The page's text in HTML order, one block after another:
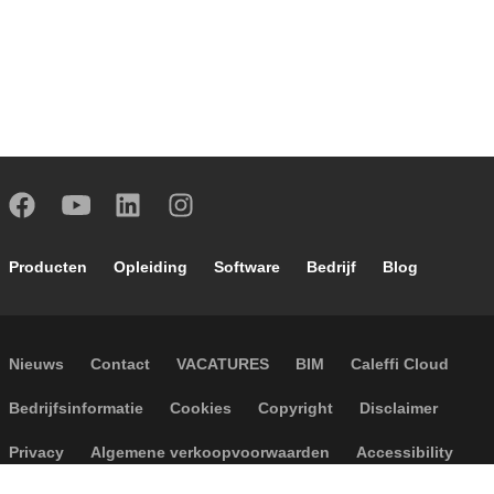
Footer main navigation
Producten Opleiding Software Bedrijf Blog
Footer secondary navigation
Nieuws Contact VACATURES BIM Caleffi Cloud
Footer menu
Bedrijfsinformatie Cookies Copyright Disclaimer
Privacy Algemene verkoopvoorwaarden Accessibility